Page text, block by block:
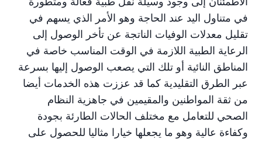
في متناول اليد عند الحاجة وهو الأمر الذي يسهم في
تقليل معدلات الوفيات الناتجة عن تأخر الوصول إلى
الرعاية الطبية اللازمة في الوقت المناسب خاصة في
المناطق النائية أو تلك التي يصعب الوصول إليها بسرعة
عبر الطرق التقليدية كما قد عززت هذه الخدمات أيضا
من ثقة المواطنين والمقيمين في جاهزية النظام
الصحي للتعامل مع مختلف الحالات الطارئة بجودة
وكفاءة عالية وهو ما يجعلها خيارا مثاليا للحصول على